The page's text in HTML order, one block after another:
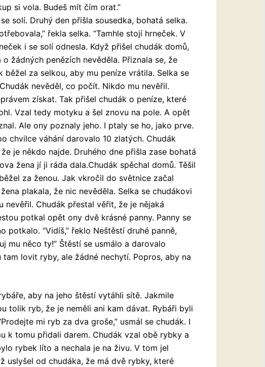
si vola. Budeš mít čím orat.”
solí. Druhý den přišla sousedka, bohatá selka.
řekla selka. “Tamhle stojí hrneček. V
i se solí odnesla. Když přišel chudák domů,
žádných penězích nevěděla. Přiznala se, že
běžel za selkou, aby mu peníze vrátila. Selka se
nevěděl, co počít. Nikdo mu nevěřil.
získat. Tak přišel chudák o peníze, které
Vzal tedy motyku a šel znovu na pole. A opět
Ale ony poznaly jeho. I ptaly se ho, jako prve.
chvilce váhání darovalo 10 zlatých. Chudák
je někdo najde. Druhého dne přišla zase bohatá
žena jí ji ráda dala.Chudák spěchal domů. Těšil
za ženou. Jak vkročil do světnice začal
plakala, že nic nevěděla. Selka se chudákovi
nevěřil. Chudák přestal věřit, že je nějaká
potkal opět ony dvě krásné panny. Panny se
potkalo. “Vidíš,” řeklo Neštěstí druhé panně,
mu něco ty!” Štěstí se usmálo a darovalo
lovit ryby, ale žádné nechytí. Popros, aby na
aby na jeho štěstí vytáhli sítě. Jakmile
tolik ryb, že je neměli ani kam dávat. Rybáři byli
mi ryb za dva groše,” usmál se chudák. I
k tomu přidali darem. Chudák vzal obě rybky a
rybek líto a nechala je na živu. V tom jel
uslyšel od chudáka, že má dvě rybky, které